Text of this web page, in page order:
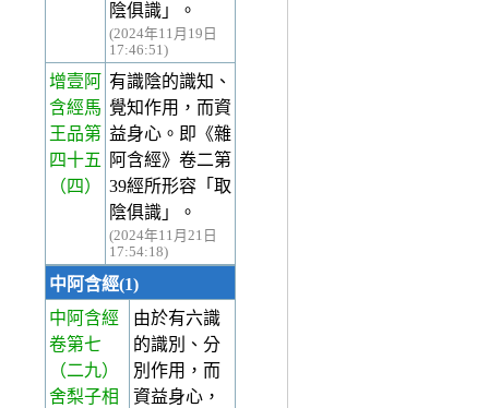
陰俱識」。
(2024年11月19日
17:46:51)
增壹阿
含經馬
王品第
四十五
（四）
有識陰的識知、
覺知作用，而資
益身心。即《雜
阿含經》卷二第
39經所形容「取
陰俱識」。
(2024年11月21日
17:54:18)
中阿含經(1)
中阿含經
卷第七
（二九）
舍梨子相
由於有六識
的識別、分
別作用，而
資益身心，